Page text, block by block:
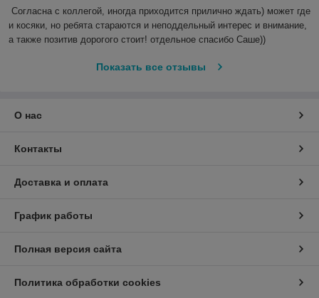
Согласна с коллегой, иногда приходится прилично ждать) может где
и косяки, но ребята стараются и неподдельный интерес и внимание,
а также позитив дорогого стоит! отдельное спасибо Саше))
Показать все отзывы
О нас
Контакты
Доставка и оплата
График работы
Полная версия сайта
Политика обработки cookies